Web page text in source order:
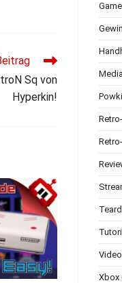
Sq von
Hyperkin!
Xbox